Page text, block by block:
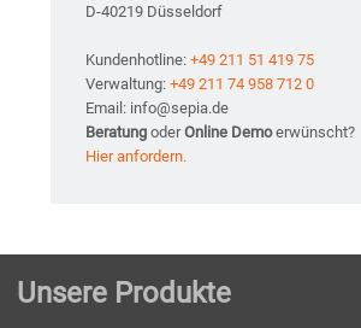
D-40219 Düsseldorf
Kundenhotline: +49 211 51 419 75
Verwaltung: +49 211 74 958 712 0
Email: info@sepia.de
Beratung oderOnline Demoerwünscht?
Hier anfordern.
Unsere Produkte